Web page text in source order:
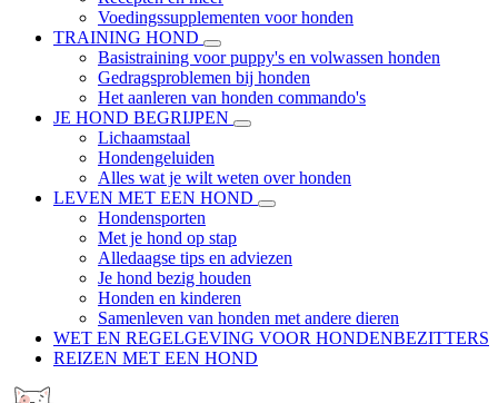
Voedingssupplementen voor honden
TRAINING HOND
Basistraining voor puppy's en volwassen honden
Gedragsproblemen bij honden
Het aanleren van honden commando's
JE HOND BEGRIJPEN
Lichaamstaal
Hondengeluiden
Alles wat je wilt weten over honden
LEVEN MET EEN HOND
Hondensporten
Met je hond op stap
Alledaagse tips en adviezen
Je hond bezig houden
Honden en kinderen
Samenleven van honden met andere dieren
WET EN REGELGEVING VOOR HONDENBEZITTERS
REIZEN MET EEN HOND